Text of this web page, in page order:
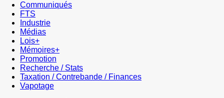
Communiqués
FTS
Industrie
Médias
Lois+
Mémoires+
Promotion
Recherche / Stats
Taxation / Contrebande / Finances
Vapotage